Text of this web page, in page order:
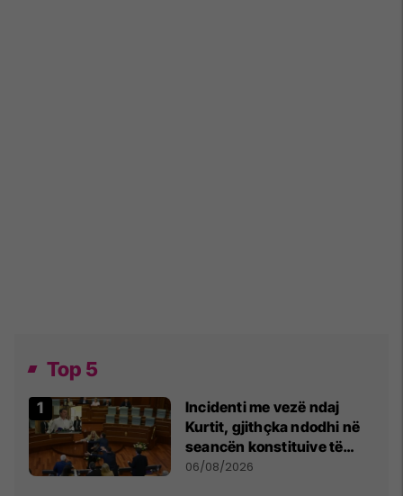
Top 5
Incidenti me vezë ndaj
Kurtit, gjithçka ndodhi në
seancën konstituive të
Kuvendit
06/08/2026